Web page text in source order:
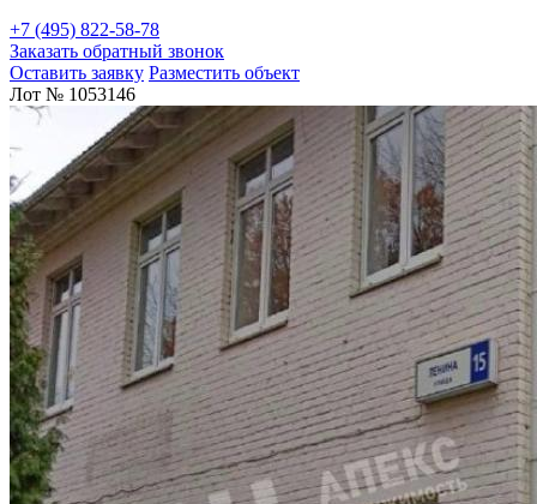
+7 (495) 822-58-78
Заказать обратный звонок
Оставить заявку Разместить объект
Лот № 1053146